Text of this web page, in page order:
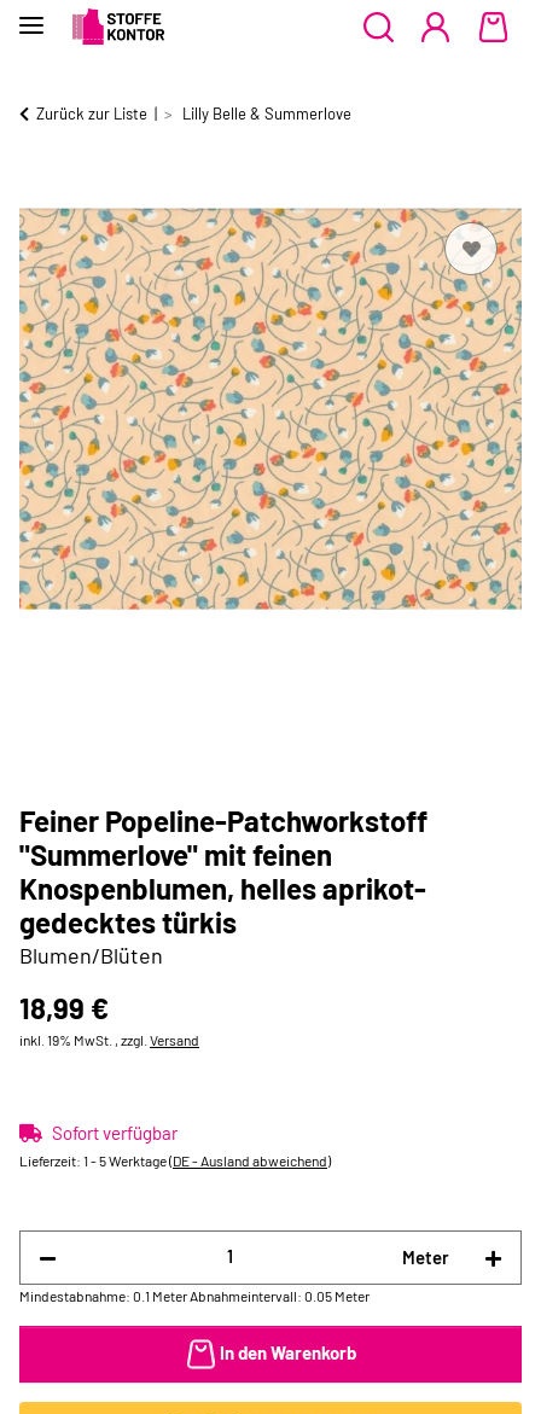
Zurück zur Liste Lilly Belle & Summerlove
Feiner Popeline-Patchworkstoff
"Summerlove" mit feinen
Knospenblumen, helles aprikot-
gedecktes türkis
Blumen/Blüten
18,99 €
inkl. 19% MwSt. , zzgl. Versand
Sofort verfügbar
Lieferzeit: 1 - 5 Werktage(DE - Ausland abweichend)
Meter
Mindestabnahme: 0.1 Meter Abnahmeintervall: 0.05 Meter
In den Warenkorb